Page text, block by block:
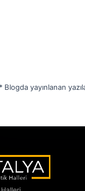
* Blogda yayınlanan